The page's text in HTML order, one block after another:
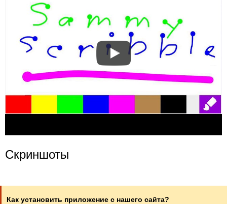
Скриншоты
Как установить приложение с нашего сайта?